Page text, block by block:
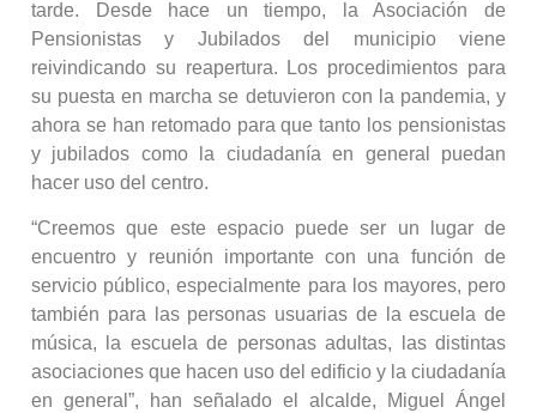
tarde. Desde hace un tiempo, la Asociación de
Pensionistas y Jubilados del municipio viene
reivindicando su reapertura. Los procedimientos para
su puesta en marcha se detuvieron con la pandemia, y
ahora se han retomado para que tanto los pensionistas
y jubilados como la ciudadanía en general puedan
hacer uso del centro.
“Creemos que este espacio puede ser un lugar de
encuentro y reunión importante con una función de
servicio público, especialmente para los mayores, pero
también para las personas usuarias de la escuela de
música, la escuela de personas adultas, las distintas
asociaciones que hacen uso del edificio y la ciudadanía
en general”, han señalado el alcalde, Miguel Ángel